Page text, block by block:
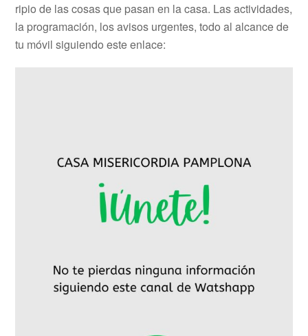
ripio de las cosas que pasan en la casa. Las actividades,
la programación, los avisos urgentes, todo al alcance de
tu móvil siguiendo este enlace: